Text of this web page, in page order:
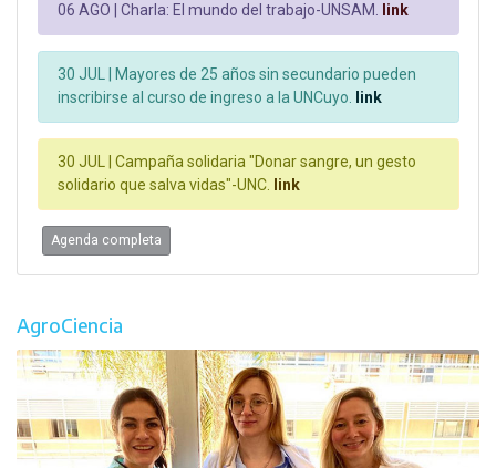
06 AGO | Charla: El mundo del trabajo-UNSAM. link
30 JUL |
Mayores de 25 años sin secundario pueden
inscribirse al curso de ingreso a la UNCuyo.
link
30 JUL |
Campaña solidaria "Donar sangre, un gesto
solidario que salva vidas"-UNC.
link
Agenda completa
AgroCiencia